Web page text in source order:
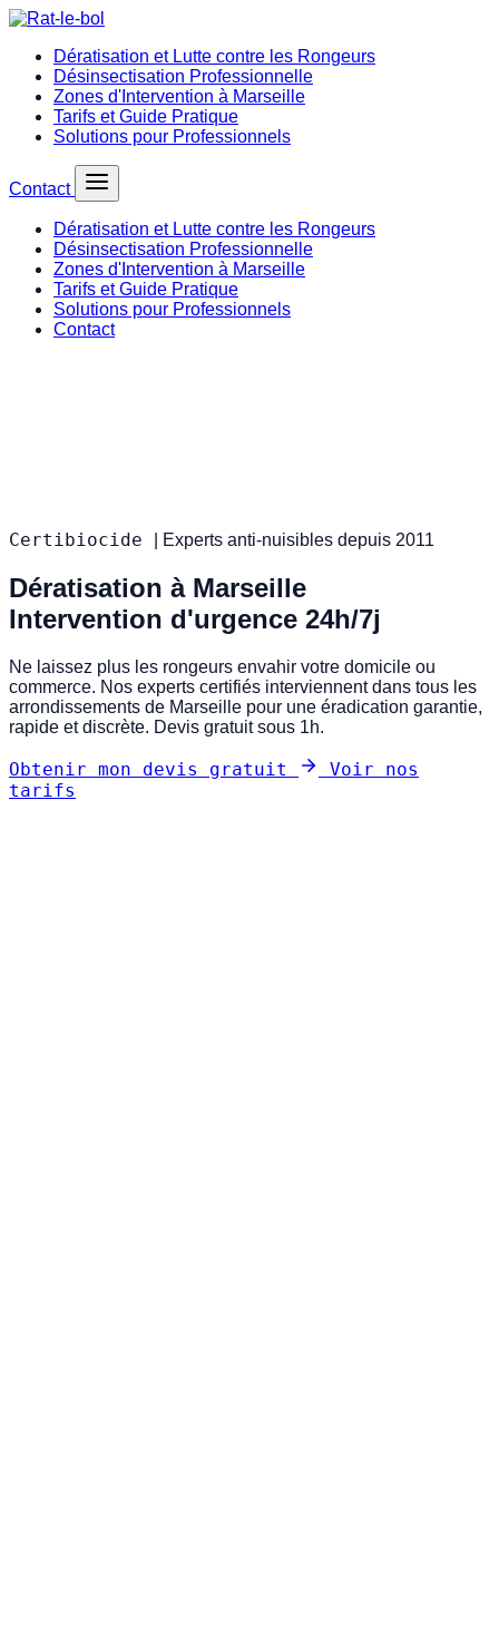
Dératisation et Lutte contre les Rongeurs
Désinsectisation Professionnelle
Zones d'Intervention à Marseille
Tarifs et Guide Pratique
Solutions pour Professionnels
Contact
Dératisation et Lutte contre les Rongeurs
Désinsectisation Professionnelle
Zones d'Intervention à Marseille
Tarifs et Guide Pratique
Solutions pour Professionnels
Contact
Certibiocide Experts anti-nuisibles depuis 2011
Dératisation à Marseille
Intervention d'urgence 24h/7j
Ne laissez plus les rongeurs envahir votre domicile ou
commerce. Nos experts certifiés interviennent dans tous les
arrondissements de Marseille pour une éradication garantie,
rapide et discrète. Devis gratuit sous 1h.
Obtenir mon devis gratuit
Voir nos
tarifs